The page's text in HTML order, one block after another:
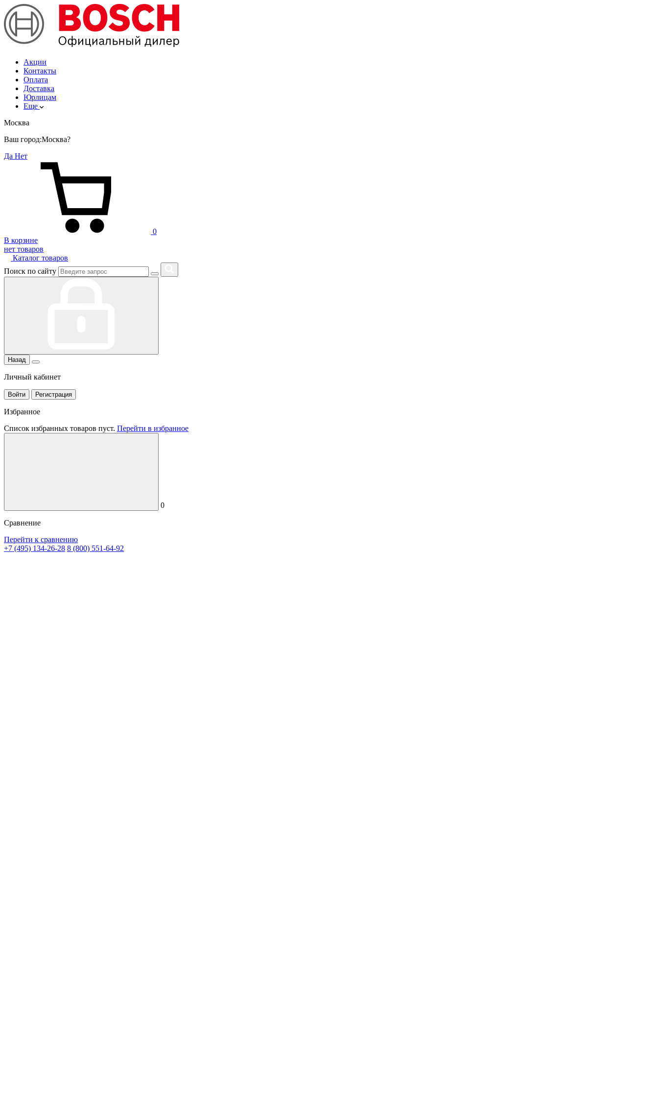
Акции
Контакты
Оплата
Доставка
Юрлицам
Еще
Москва
Ваш город:Москва?
Да Нет
0
В корзине
нет товаров
Каталог товаров
Поиск по сайту
Назад
Личный кабинет
Войти Регистрация
Избранное
Список избранных товаров пуст. Перейти в избранное
0
Сравнение
Перейти к сравнению
+7 (495) 134-26-28 8 (800) 551-64-92